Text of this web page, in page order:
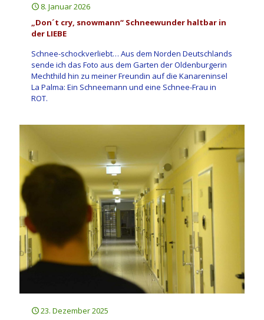
8. Januar 2026
„Don´t cry, snowmann“ Schneewunder haltbar in
der LIEBE
Schnee-schockverliebt… Aus dem Norden Deutschlands
sende ich das Foto aus dem Garten der Oldenburgerin
Mechthild hin zu meiner Freundin auf die Kanareninsel
La Palma: Ein Schneemann und eine Schnee-Frau in
ROT.
23. Dezember 2025